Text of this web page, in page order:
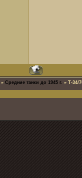
» Средние танки до 1945 г. » Т-34/